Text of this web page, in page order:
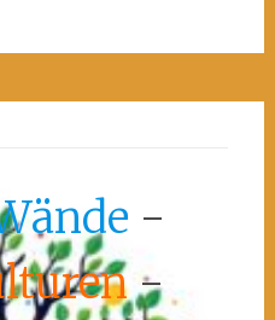
-
-